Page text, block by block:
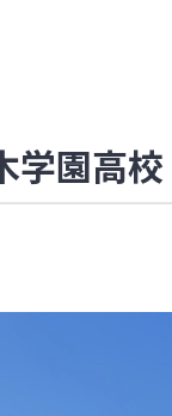
園高